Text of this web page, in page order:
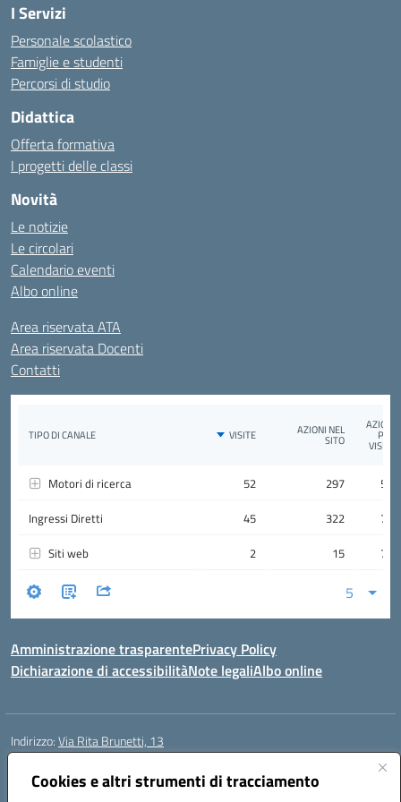
Cookies e altri strumenti di tracciamento
I Servizi
Personale scolastico
Famiglie e studenti
Percorsi di studio
Didattica
Offerta formativa
I progetti delle classi
Novità
Le notizie
Le circolari
Calendario eventi
Albo online
Area riservata ATA
Area riservata Docenti
Contatti
Amministrazione trasparentePrivacy Policy
Dichiarazione di accessibilitàNote legaliAlbo online
Indirizzo:Via Rita Brunetti, 13
Centralino:
Posta elettronica certificata (PEC):rmic8cw00p@pec.istruzione.it